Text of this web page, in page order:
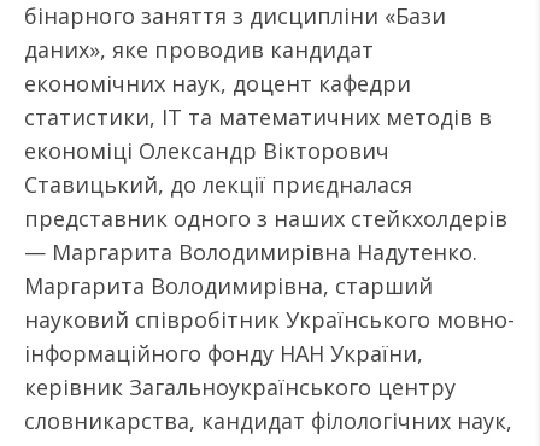
бінарного заняття з дисципліни «Бази
даних», яке проводив кандидат
економічних наук, доцент кафедри
статистики, ІТ та математичних методів в
економіці Олександр Вікторович
Ставицький, до лекції приєдналася
представник одного з наших стейкхолдерів
— Маргарита Володимирівна Надутенко.
Маргарита Володимирівна, старший
науковий співробітник Українського мовно-
інформаційного фонду НАН України,
керівник Загальноукраїнського центру
словникарства, кандидат філологічних наук,